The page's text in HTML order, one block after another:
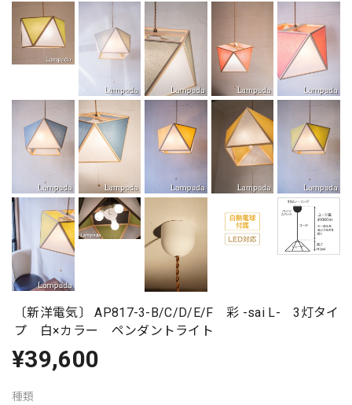
〔新洋電気〕 AP817-3-B/C/D/E/F 彩 -sai L- 3灯タイ
プ 白×カラー ペンダントライト
¥39,600
種類